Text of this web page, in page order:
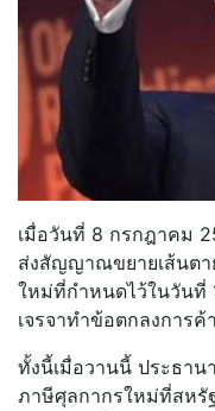
เมื่อวันที่ 8 กรกฎาคม
ส่งสัญญาณขยายเส้นตา
ใหม่ที่กำหนดไว้ในวันที่
เจรจาทำข้อตกลงการค้
ทั้งนี้เมื่อวานนี้ ประธา
ภาษีศุลกากรใหม่ที่สหรั